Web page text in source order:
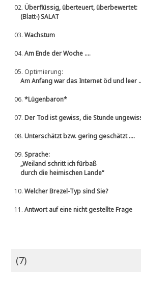
02.Überflüssig, überteuert, überbewertet:
(Blatt-) SALAT
03.Wachstum
04.Am Ende der Woche ....
05. Optimierung:
Am Anfang war das Internet öd und leer
06.*Lügenbaron*
07.Der Tod ist gewiss, die Stunde
08.Unterschätzt bzw. gering geschätzt ....
09.Sprache:
„Weiland schritt ich fürbaß
durch die heimischen Lande“
10.Welcher Brezel-Typ sind Sie?
11.Antwort auf eine nicht gestellte Frage
(7)